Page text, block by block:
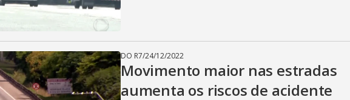
DO R7/24/12/2022
Movimento maior nas estradas
aumenta os riscos de acidente